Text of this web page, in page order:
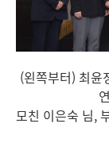
(왼쪽부터) 최윤
모친 이은숙 님,